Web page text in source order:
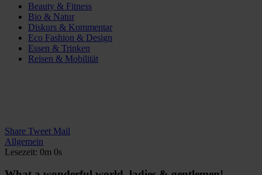
Beauty & Fitness
Bio & Natur
Diskurs & Kommentar
Eco Fashion & Design
Essen & Trinken
Reisen & Mobilität
Share Tweet Mail
Allgemein
Lesezeit: 0m 0s